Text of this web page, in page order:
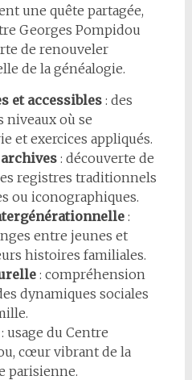
une quête partagée,
Georges Pompidou
de renouveler
de la généalogie.
et accessibles: des
niveaux où se
et exercices appliqués.
: découverte de
registres traditionnels
ou iconographiques.
:
entre jeunes et
histoires familiales.
: compréhension
dynamiques sociales
usage du Centre
cœur vibrant de la
parisienne.